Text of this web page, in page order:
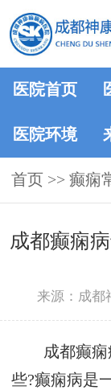
医院首页
医院环境
首页 >> 癫痫
成都癫痫
来源：成都
成都癫痫
些?癫痫病是